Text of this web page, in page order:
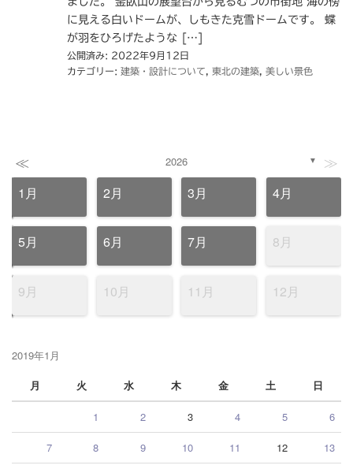
に見える白いドームが、しもきた克雪ドームです。 蝶
が羽をひろげたような […]
公開済み: 2022年9月12日
カテゴリー: 建築・設計について 東北の建築 美しい景色
≪ 2026 ▼ ≫
1月 2月 3月 4月
5月 6月 7月 8月
9月 10月 11月 12月
2019年1月
月
火 水 木 金 土 日
1 2 3 4 5 6
7 8 9 10 11 12 13